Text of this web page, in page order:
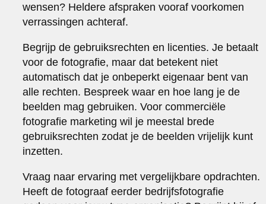
wensen? Heldere afspraken vooraf voorkomen
verrassingen achteraf.
Begrijp de gebruiksrechten en licenties. Je betaalt
voor de fotografie, maar dat betekent niet
automatisch dat je onbeperkt eigenaar bent van
alle rechten. Bespreek waar en hoe lang je de
beelden mag gebruiken. Voor commerciële
fotografie marketing wil je meestal brede
gebruiksrechten zodat je de beelden vrijelijk kunt
inzetten.
Vraag naar ervaring met vergelijkbare opdrachten.
Heeft de fotograaf eerder bedrijfsfotografie